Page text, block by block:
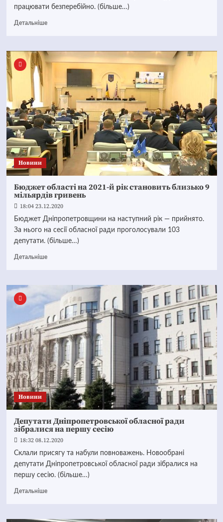
працювати безперебійно. (більше…)
Детальніше
Новини
Бюджет області на 2021-й рік становить близько 9
мільярдів гривень
18:04 23.12.2020
Бюджет Дніпропетровщини на наступний рік — прийнято.
За нього на сесії обласної ради проголосували 103
депутати. (більше…)
Детальніше
Новини
Депутати Дніпропетровської обласної ради
зібралися на першу сесію
18:32 08.12.2020
Склали присягу та набули повноважень. Новообрані
депутати Дніпропетровської обласної ради зібралися на
першу сесію. (більше…)
Детальніше